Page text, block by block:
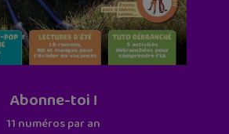
Abonne-toi !
11 numéros par an